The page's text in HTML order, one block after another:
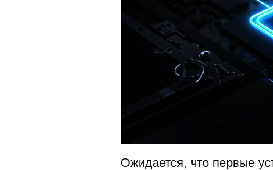
Ожидается, что первые